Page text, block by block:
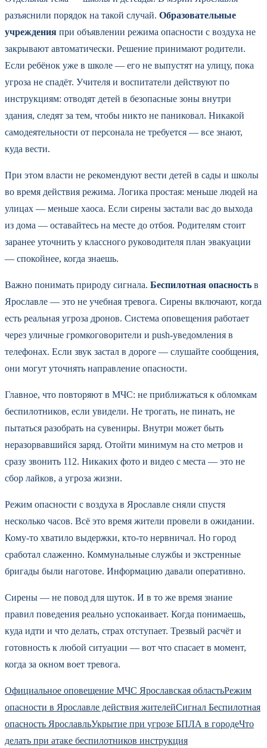
разъяснили порядок на такой случай. Образовательные
учреждения при объявлении режима опасности с воздуха не
закрывают автоматически. Решение принимают родители.
Если ребёнок уже в школе — его не выпустят на улицу, пока
угроза не спадёт. Учителя и воспитатели действуют по
инструкциям: отводят детей в безопасные зоны внутри
здания, следят за тем, чтобы никто не паниковал. Никакой
самодеятельности от персонала не требуется — все знают,
куда вести.
При этом власти не рекомендуют вести детей в сады и школы
во время действия режима. Логика простая: меньше людей на
улицах — меньше хаоса. Если сирены застали вас до выхода
из дома — оставайтесь на месте до отбоя. Родителям стоит
заранее уточнить у классного руководителя план эвакуации
— спокойнее, когда знаешь.
Важно понимать природу сигнала. Беспилотная опасность в
Ярославле — это не учебная тревога. Сирены включают, когда
есть реальная угроза дронов. Система оповещения работает
через уличные громкоговорители и push-уведомления в
телефонах. Если звук застал в дороге — слушайте сообщения,
они могут уточнять направление опасности.
Главное, что повторяют в МЧС: не приближаться к обломкам
беспилотников, если увидели. Не трогать, не пинать, не
пытаться разобрать на сувениры. Внутри может быть
неразорвавшийся заряд. Отойти минимум на сто метров и
сразу звонить 112. Никаких фото и видео с места — это не
сбор лайков, а угроза жизни.
Режим опасности с воздуха в Ярославле сняли спустя
несколько часов. Всё это время жители провели в ожидании.
Кому-то хватило выдержки, кто-то нервничал. Но город
сработал слаженно. Коммунальные службы и экстренные
бригады были наготове. Информацию давали оперативно.
Сирены — не повод для шуток. И в то же время знание
правил поведения реально успокаивает. Когда понимаешь,
куда идти и что делать, страх отступает. Трезвый расчёт и
готовность к любой ситуации — вот что спасает в момент,
когда за окном воет тревога.
Официальное оповещение МЧС Ярославская областьРежим
опасности в Ярославле действия жителейСигнал Беспилотная
опасность ЯрославльУкрытие при угрозе БПЛА в городеЧто
делать при атаке беспилотников инструкция